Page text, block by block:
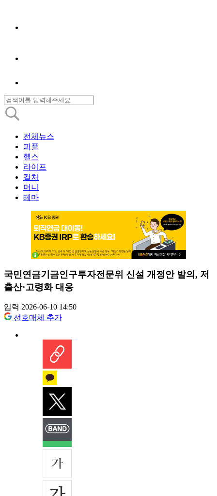
전체뉴스
피플
헬스
라이프
컬처
머니
테마
국민연금기금인구투자전문위 신설 개정안 발의, 저
출산·고령화 대응
입력 2026-06-10 14:50
선호매체 추가